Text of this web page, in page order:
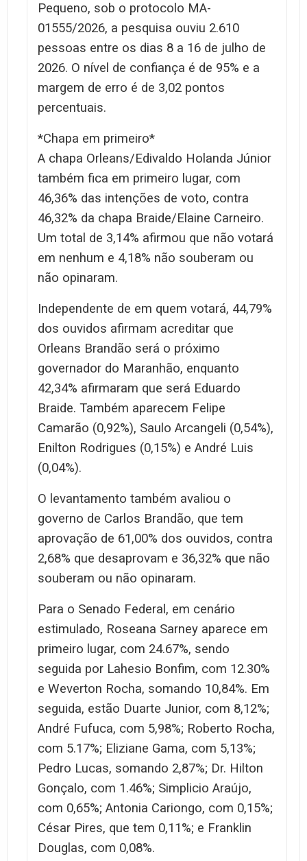
Pequeno, sob o protocolo MA-
01555/2026, a pesquisa ouviu 2.610
pessoas entre os dias 8 a 16 de julho de
2026. O nível de confiança é de 95% e a
margem de erro é de 3,02 pontos
percentuais.
*Chapa em primeiro*
A chapa Orleans/Edivaldo Holanda Júnior
também fica em primeiro lugar, com
46,36% das intenções de voto, contra
46,32% da chapa Braide/Elaine Carneiro.
Um total de 3,14% afirmou que não votará
em nenhum e 4,18% não souberam ou
não opinaram.
Independente de em quem votará, 44,79%
dos ouvidos afirmam acreditar que
Orleans Brandão será o próximo
governador do Maranhão, enquanto
42,34% afirmaram que será Eduardo
Braide. Também aparecem Felipe
Camarão (0,92%), Saulo Arcangeli (0,54%),
Enilton Rodrigues (0,15%) e André Luis
(0,04%).
O levantamento também avaliou o
governo de Carlos Brandão, que tem
aprovação de 61,00% dos ouvidos, contra
2,68% que desaprovam e 36,32% que não
souberam ou não opinaram.
Para o Senado Federal, em cenário
estimulado, Roseana Sarney aparece em
primeiro lugar, com 24.67%, sendo
seguida por Lahesio Bonfim, com 12.30%
e Weverton Rocha, somando 10,84%. Em
seguida, estão Duarte Junior, com 8,12%;
André Fufuca, com 5,98%; Roberto Rocha,
com 5.17%; Eliziane Gama, com 5,13%;
Pedro Lucas, somando 2,87%; Dr. Hilton
Gonçalo, com 1.46%; Simplicio Araújo,
com 0,65%; Antonia Cariongo, com 0,15%;
César Pires, que tem 0,11%; e Franklin
Douglas, com 0,08%.